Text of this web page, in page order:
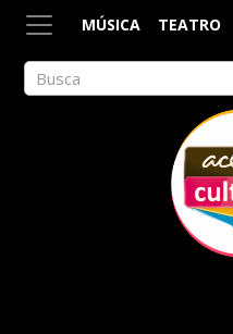
MÚSICA TEATRO